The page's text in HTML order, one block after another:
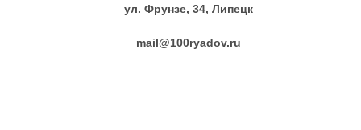
ул. Фрунзе, 34, Липецк
mail@100ryadov.ru